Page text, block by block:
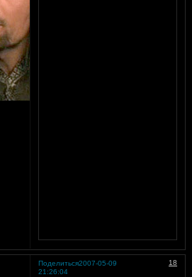
Поделиться 18
2007-05-09
21:26:04